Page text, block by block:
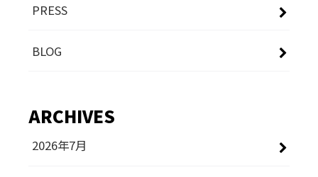
PRESS
BLOG
ARCHIVES
2026年7月